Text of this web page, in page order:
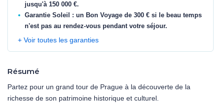
jusqu'à 150 000 €.
Garantie Soleil : un Bon Voyage de 300 € si le beau temps
n'est pas au rendez-vous pendant votre séjour.
+ Voir toutes les garanties
Résumé
Partez pour un grand tour de Prague à la découverte de la
richesse de son patrimoine historique et culturel.